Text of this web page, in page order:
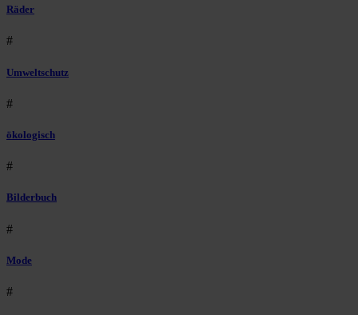
Räder
#
Umweltschutz
#
ökologisch
#
Bilderbuch
#
Mode
#